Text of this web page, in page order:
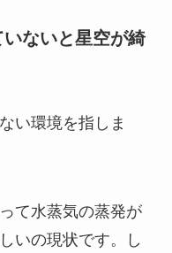
ないと星空が綺
い環境を指しま
て水蒸気の蒸発が
いの現状です。し